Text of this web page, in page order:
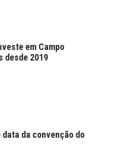
em Campo
desde 2019
da convenção do